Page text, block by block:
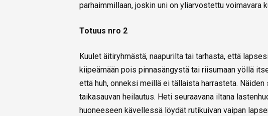
parhaimmillaan, joskin uni on yliarvostettu voimavara
Totuus nro 2
Kuulet äitiryhmästä, naapurilta tai tarhasta, että
kiipeämään pois pinnasängystä tai riisumaan yöllä
että huh, onneksi meillä ei tällaista harrasteta.
taikasauvan heilautus. Heti seuraavana iltana
huoneeseen kävellessä löydät rutikuivan vaipan